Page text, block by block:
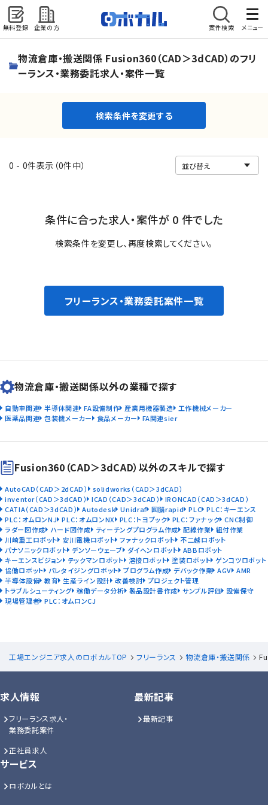
無料登録 企業の方 案件検索 メニュー
検索条件を変更する
物流倉庫・搬送関係 Fusion360（CAD＞3dCAD）のフリ
ーランス・業務委託求人・案件一覧
検索条件を変更する
0 - 0件表示（0件中）
条件に合った求人・案件が 0 件でした
検索条件を変更し、再度検索してください。
フリーランス・業務委託案件一覧
物流倉庫・搬送関係以外の業種で探す
自動車関連 半導体関連 FA設備制作 産業用機器製造
工作機械メーカー
医薬品関連 包装機メーカー 食品メーカー FA関連sier
Fusion360（CAD＞3dCAD）以外のスキルで探す
AutoCAD（CAD＞2dCAD）
solidworks（CAD＞3dCAD）
inventor（CAD＞3dCAD） ICAD（CAD＞3dCAD）
IRONCAD（CAD＞3dCAD）
CATIA（CAD＞3dCAD） Autodesk Unidraf 図脳rapid PLC PLC：キーエンス
PLC：オムロンNJ PLC：オムロンNX PLC：トヨプック PLC：ファナック CNC制御
ラダー図作成
ハード図作成 ティーチングプログラム作成 配線作業 組付作業
川崎重工ロボット 安川電機ロボット ファナックロボット 不二越ロボット
パナソニックロボット デンソーウェーブ ダイヘンロボット ABBロボット
キーエンスビジョン
テックマンロボット 溶接ロボット 塗装ロボット ゲンコツロボット
協働ロボット
パレタイジングロボット プログラム作成 デバック作業 AGV AMR
半導体設備 教育 生産ライン設計 改善検討 プロジェクト管理
トラブルシューティング 稼働データ分析 製品設計書作成 サンプル評価 設備保守
現場管理者 PLC：オムロンCJ
工場エンジニア求人のロボカルTOP フリーランス 物流倉庫・搬送関係
求人情報
フリーランス求人・
業務委託案件
正社員求人
最新記事
最新記事
サービス
ロボカルとは